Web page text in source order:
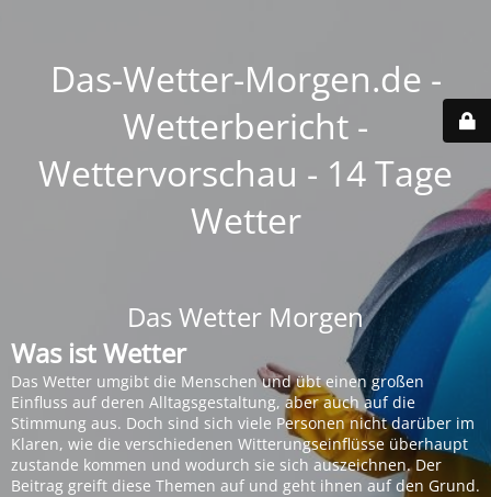
Das-Wetter-Morgen.de -
Wetterbericht -
Wettervorschau - 14 Tage
Wetter
Das Wetter Morgen
Was ist Wetter
Das Wetter umgibt die Menschen und übt einen großen
Einfluss auf deren Alltagsgestaltung, aber auch auf die
Stimmung aus. Doch sind sich viele Personen nicht darüber im
Klaren, wie die verschiedenen Witterungseinflüsse überhaupt
zustande kommen und wodurch sie sich auszeichnen. Der
Beitrag greift diese Themen auf und geht ihnen auf den Grund.